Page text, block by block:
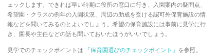
ェックします。できれば早い時期に役所の窓口に行き、入園案内の疑問点、
希望園・クラスの例年の入園状況、周辺の助成を受ける認可外保育施設の情
報などを聞いてみるのとよいでしょう。希望の保育施設には事前に見学に行
き、園長や主任などの話も聞いておいたほうがいいでしょう。
見学でのチェックポイントは
「保育園選びのチェックポイント」 を参照。